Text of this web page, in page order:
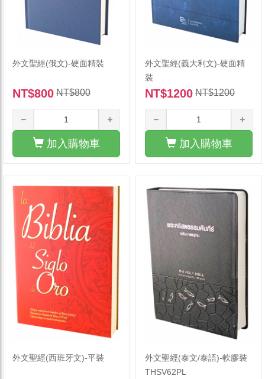
外文聖經(俄文)-硬面精裝
NT$800 NT$800
加入購物車
外文聖經(義大利文)-硬面精
裝
NT$1200 NT$1200
加入購物車
外文聖經(西班牙文)-平裝
外文聖經(泰文/泰語)-軟膠裝
THSV62PL